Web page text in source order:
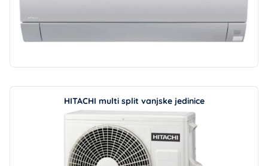
HITACHI multi split vanjske jedinice